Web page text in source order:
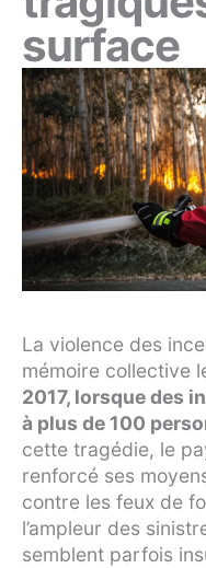
surface
La violence des
mémoire collective
2017, lorsque des
à plus de 100
cette tragédie, le
renforcé ses
contre les feux de
l’ampleur des
semblent parfois